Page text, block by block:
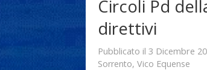
Circoli Pd
direttivi
Pubblicato il 3 Dicembre
Sorrento, Vico Equense